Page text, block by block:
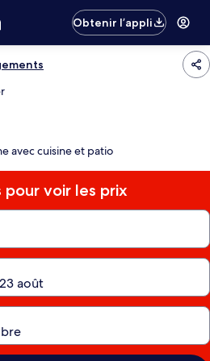
Obtenir l’appli
avec cuisine et patio
pour voir les prix